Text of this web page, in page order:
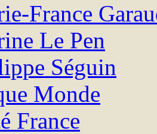
France
Le Pen
Séguin
Monde
France